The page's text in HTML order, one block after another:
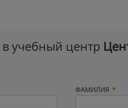
учебный центр
ФАМИЛИЯ